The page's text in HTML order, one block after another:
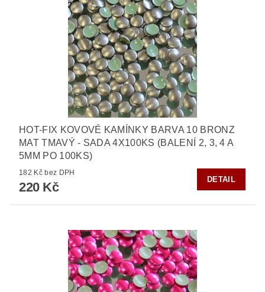
HOT-FIX KOVOVÉ KAMÍNKY BARVA 10 BRONZ
MAT TMAVÝ - SADA 4X100KS (BALENÍ 2, 3, 4 A
5MM PO 100KS)
182 Kč bez DPH
220 Kč
DETAIL